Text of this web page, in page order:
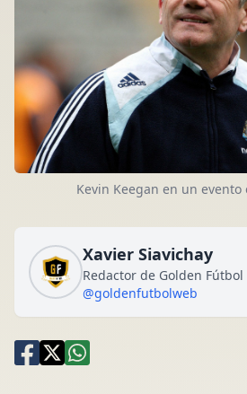
Kevin Keegan en un evento
Xavier Siavichay
Redactor de Golden Fútbol
@goldenfutbolweb